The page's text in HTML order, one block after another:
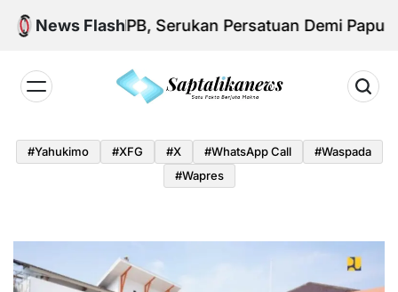
Skip
News Flash
Aksi KNPB, Serukan Persatuan Demi Papua yang
#yahukimo #XFG #x #WhatsApp Call
#waspada
#Wapres